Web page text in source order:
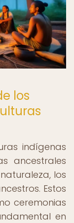
los
indígenas
ancestrales
los
Estos
ceremonias
en